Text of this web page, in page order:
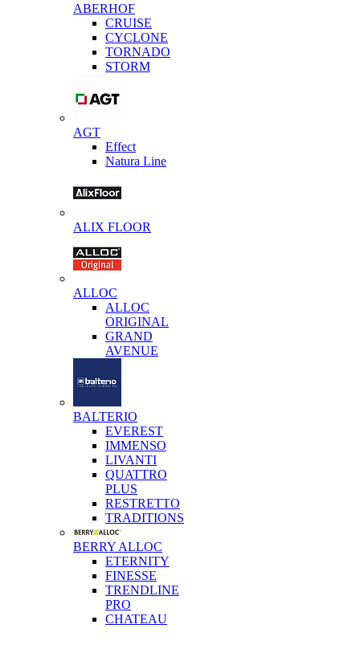
ABERHOF
CRUISE
CYCLONE
TORNADO
STORM
AGT
Effect
Natura Line
ALIX FLOOR
ALLOC
ALLOC
ORIGINAL
GRAND
AVENUE
BALTERIO
EVEREST
IMMENSO
LIVANTI
QUATTRO
PLUS
RESTRETTO
TRADITIONS
BERRY ALLOC
ETERNITY
FINESSE
TRENDLINE
PRO
CHATEAU